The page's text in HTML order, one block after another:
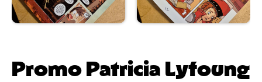
Promo Patricia Lyfoung